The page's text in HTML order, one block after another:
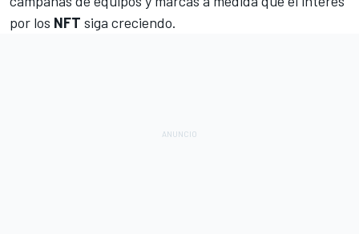
por los NFT siga creciendo.